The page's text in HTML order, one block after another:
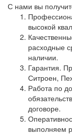
С нами вы
высокой
расходные
наличии.
Гарантия.
Ситроен,
Работа по
договоре.
выполняем